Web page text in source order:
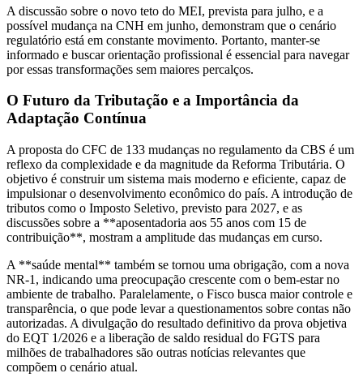
A discussão sobre o novo teto do MEI, prevista para julho, e a
possível mudança na CNH em junho, demonstram que o cenário
regulatório está em constante movimento. Portanto, manter-se
informado e buscar orientação profissional é essencial para navegar
por essas transformações sem maiores percalços.
O Futuro da Tributação e a Importância da
Adaptação Contínua
A proposta do CFC de 133 mudanças no regulamento da CBS é um
reflexo da complexidade e da magnitude da Reforma Tributária. O
objetivo é construir um sistema mais moderno e eficiente, capaz de
impulsionar o desenvolvimento econômico do país. A introdução de
tributos como o Imposto Seletivo, previsto para 2027, e as
discussões sobre a **aposentadoria aos 55 anos com 15 de
contribuição**, mostram a amplitude das mudanças em curso.
A **saúde mental** também se tornou uma obrigação, com a nova
NR-1, indicando uma preocupação crescente com o bem-estar no
ambiente de trabalho. Paralelamente, o Fisco busca maior controle e
transparência, o que pode levar a questionamentos sobre contas não
autorizadas. A divulgação do resultado definitivo da prova objetiva
do EQT 1/2026 e a liberação de saldo residual do FGTS para
milhões de trabalhadores são outras notícias relevantes que
compõem o cenário atual.